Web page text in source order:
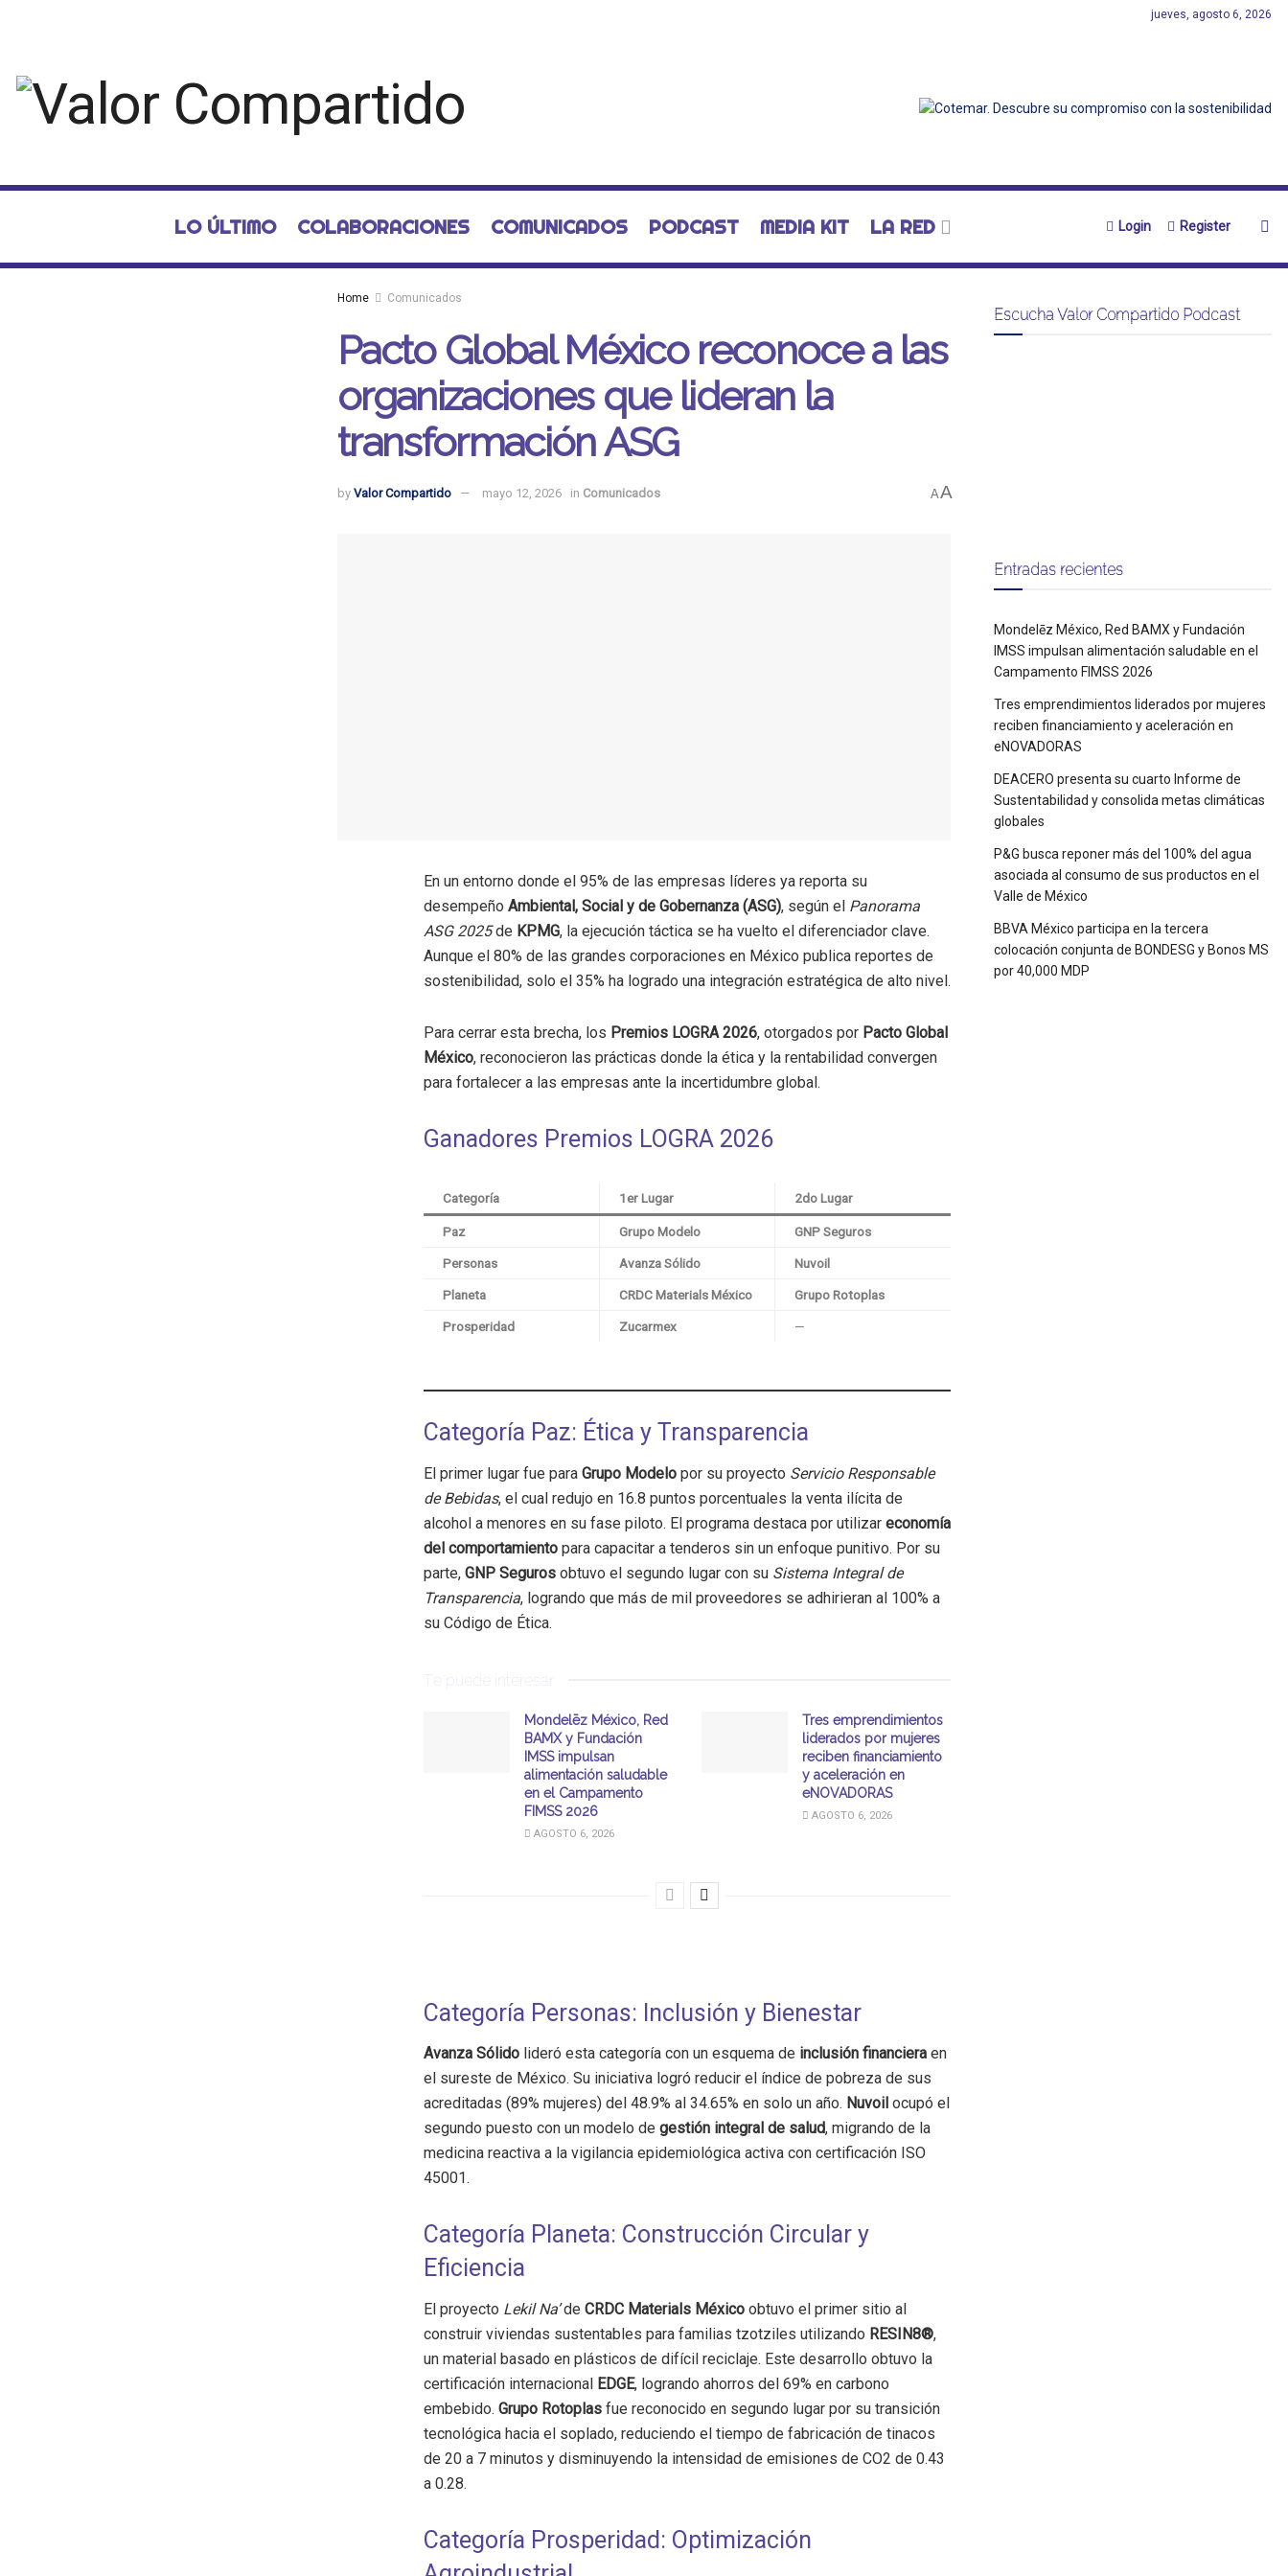
jueves, agosto 6, 2026
LO ÚLTIMO COLABORACIONES COMUNICADOS PODCAST MEDIA KIT LA RED Login Register
Home Comunicados
Pacto Global México reconoce a las
organizaciones que lideran la
transformación ASG
by Valor Compartido mayo 12, 2026 in Comunicados AA
En un entorno donde el 95% de las empresas líderes ya reporta su
desempeño Ambiental, Social y de Gobernanza (ASG), según el Panorama
ASG 2025de KPMG, la ejecución táctica se ha vuelto el diferenciador clave.
Aunque el 80% de las grandes corporaciones en México publica reportes de
sostenibilidad, solo el 35% ha logrado una integración estratégica de alto nivel.
Para cerrar esta brecha, los Premios LOGRA 2026, otorgados por Pacto Global
México, reconocieron las prácticas donde la ética y la rentabilidad convergen
para fortalecer a las empresas ante la incertidumbre global.
Ganadores Premios LOGRA 2026
Categoría 1er Lugar 2do Lugar
Paz Grupo Modelo GNP Seguros
Personas Avanza Sólido Nuvoil
Planeta CRDC Materials México Grupo Rotoplas
Prosperidad Zucarmex —
Categoría Paz: Ética y Transparencia
El primer lugar fue para Grupo Modelo por su proyecto Servicio Responsable
de Bebidas, el cual redujo en 16.8 puntos porcentuales la venta ilícita de
alcohol a menores en su fase piloto. El programa destaca por utilizar economía
del comportamiento para capacitar a tenderos sin un enfoque punitivo. Por su
parte, GNP Seguros obtuvo el segundo lugar con su Sistema Integral de
Transparencia, logrando que más de mil proveedores se adhirieran al 100% a
su Código de Ética.
Te puede interesar
Mondelēz México, Red
BAMX y Fundación
IMSS impulsan
alimentación saludable
en el Campamento
FIMSS 2026
AGOSTO 6, 2026
Tres emprendimientos
liderados por mujeres
reciben financiamiento
y aceleración en
eNOVADORAS
AGOSTO 6, 2026
Categoría Personas: Inclusión y Bienestar
Avanza Sólido lideró esta categoría con un esquema de inclusión financiera en
el sureste de México. Su iniciativa logró reducir el índice de pobreza de sus
acreditadas (89% mujeres) del 48.9% al 34.65% en solo un año. Nuvoil ocupó el
segundo puesto con un modelo de gestión integral de salud, migrando de la
medicina reactiva a la vigilancia epidemiológica activa con certificación ISO
45001.
Categoría Planeta: Construcción Circular y
Eficiencia
El proyecto Lekil Na’de CRDC Materials México obtuvo el primer sitio al
construir viviendas sustentables para familias tzotziles utilizando RESIN8®,
un material basado en plásticos de difícil reciclaje. Este desarrollo obtuvo la
certificación internacional EDGE, logrando ahorros del 69% en carbono
embebido. Grupo Rotoplas fue reconocido en segundo lugar por su transición
tecnológica hacia el soplado, reduciendo el tiempo de fabricación de tinacos
de 20 a 7 minutos y disminuyendo la intensidad de emisiones de CO2 de 0.43
a 0.28.
Categoría Prosperidad: Optimización
Escucha Valor Compartido Podcast
Entradas recientes
Mondelēz México, Red BAMX y Fundación
IMSS impulsan alimentación saludable en el
Campamento FIMSS 2026
Tres emprendimientos liderados por mujeres
reciben financiamiento y aceleración en
eNOVADORAS
DEACERO presenta su cuarto Informe de
Sustentabilidad y consolida metas climáticas
globales
P&G busca reponer más del 100% del agua
asociada al consumo de sus productos en el
Valle de México
BBVA México participa en la tercera
colocación conjunta de BONDESG y Bonos MS
por 40,000 MDP